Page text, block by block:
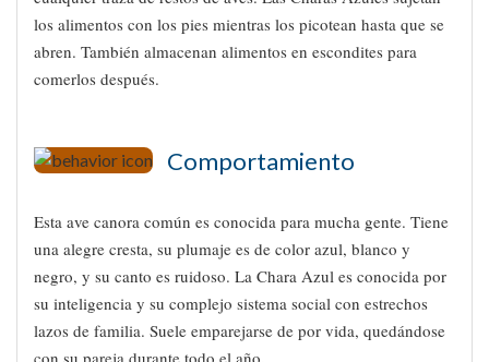
los alimentos con los pies mientras los picotean hasta que se
abren. También almacenan alimentos en escondites para
comerlos después.
Comportamiento
Esta ave canora común es conocida para mucha gente. Tiene
una alegre cresta, su plumaje es de color azul, blanco y
negro, y su canto es ruidoso. La Chara Azul es conocida por
su inteligencia y su complejo sistema social con estrechos
lazos de familia. Suele emparejarse de por vida, quedándose